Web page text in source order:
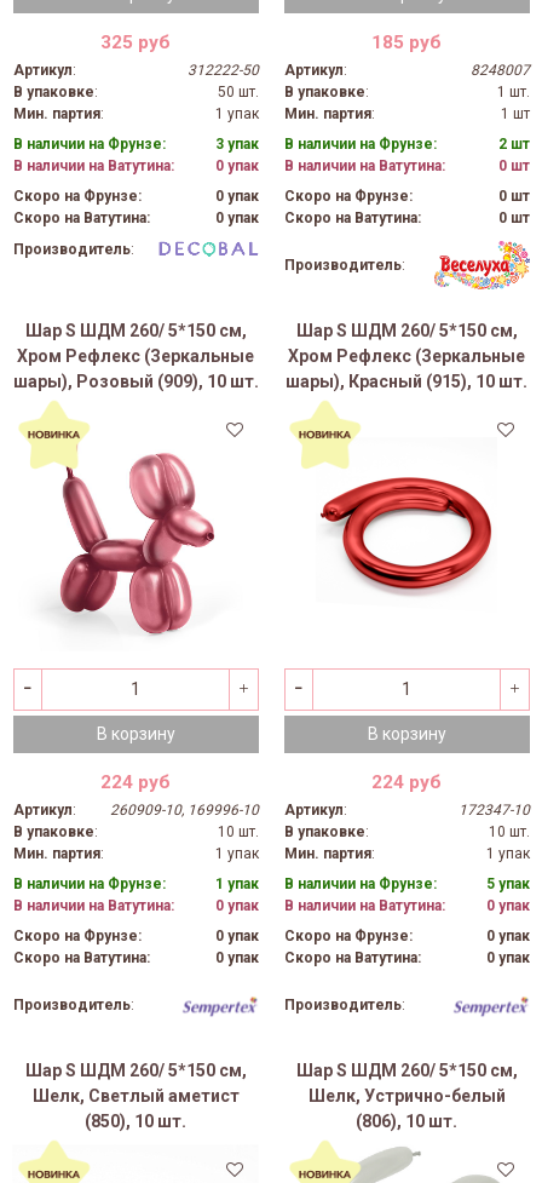
325 руб
Артикул:
312222-50
В упаковке:
50 шт.
Мин. партия:
1 упак
В наличии на Фрунзе:
3 упак
В наличии на Ватутина:
0 упак
Скоро на Фрунзе:
0 упак
Скоро на Ватутина:
0 упак
Производитель:
185 руб
Артикул:
8248007
В упаковке:
1 шт.
Мин. партия:
1 шт
В наличии на Фрунзе:
2 шт
В наличии на Ватутина:
0 шт
Скоро на Фрунзе:
0 шт
Скоро на Ватутина:
0 шт
Производитель:
Шар S ШДМ 260/ 5*150 см,
Хром Рефлекс (Зеркальные
шары), Розовый (909), 10 шт.
В корзину
224 руб
Артикул:
260909-10, 169996-10
В упаковке:
10 шт.
Мин. партия:
1 упак
В наличии на Фрунзе:
1 упак
В наличии на Ватутина:
0 упак
Скоро на Фрунзе:
0 упак
Скоро на Ватутина:
0 упак
Производитель:
Шар S ШДМ 260/ 5*150 см,
Хром Рефлекс (Зеркальные
шары), Красный (915), 10 шт.
В корзину
224 руб
Артикул:
172347-10
В упаковке:
10 шт.
Мин. партия:
1 упак
В наличии на Фрунзе:
5 упак
В наличии на Ватутина:
0 упак
Скоро на Фрунзе:
0 упак
Скоро на Ватутина:
0 упак
Производитель:
Шар S ШДМ 260/ 5*150 см,
Шелк, Светлый аметист
(850), 10 шт.
Шар S ШДМ 260/ 5*150 см,
Шелк, Устрично-белый
(806), 10 шт.